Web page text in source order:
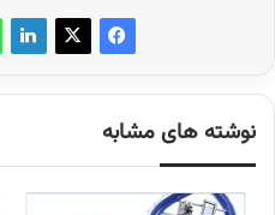
نوشته های مشابه